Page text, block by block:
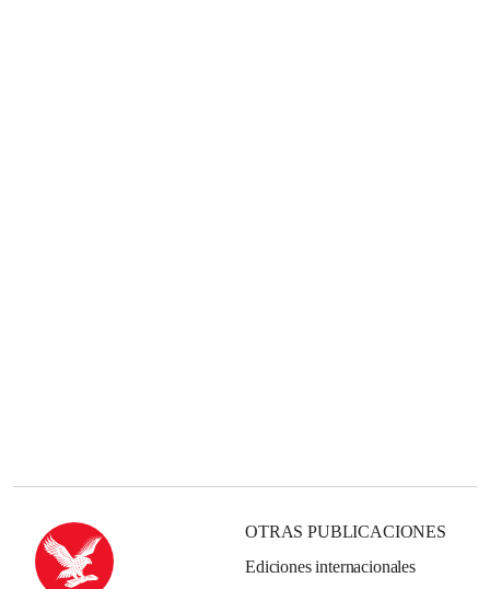
OTRAS PUBLICACIONES
Ediciones internacionales